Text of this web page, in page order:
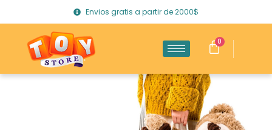
Envios gratis a partir de 2000$
0